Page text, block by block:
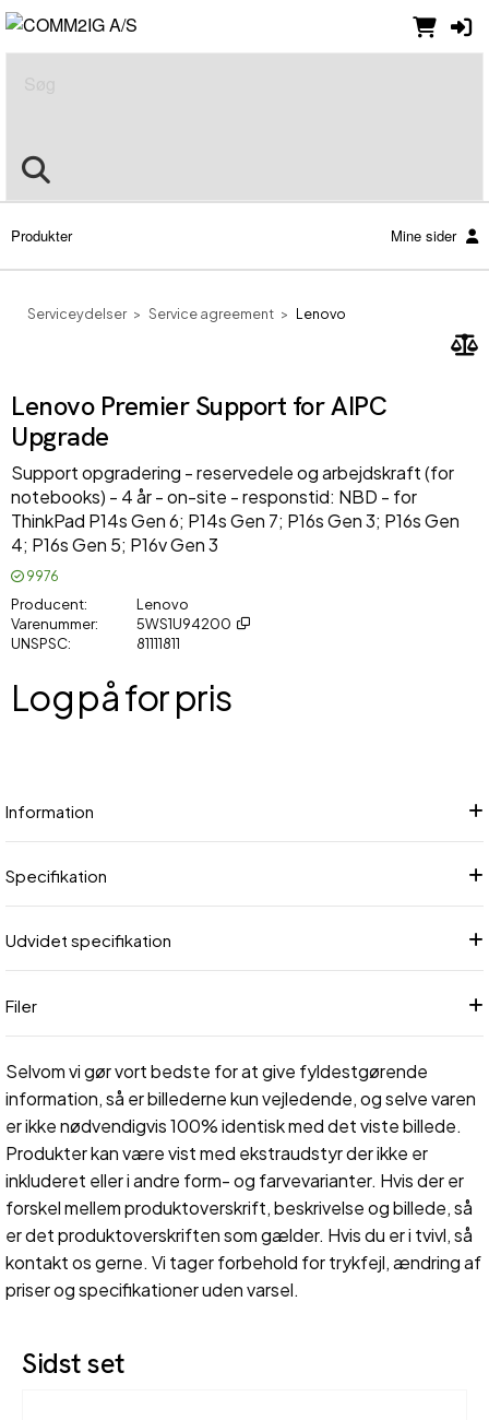
Produkter Mine sider
Serviceydelser Service agreement Lenovo
Lenovo Premier Support for AIPC
Upgrade
Support opgradering - reservedele og arbejdskraft (for
notebooks) - 4 år - on-site - responstid: NBD - for
ThinkPad P14s Gen 6; P14s Gen 7; P16s Gen 3; P16s Gen
4; P16s Gen 5; P16v Gen 3
9976
Producent
Lenovo
Varenummer
5WS1U94200
UNSPSC
81111811
Log på for pris
Information
Specifikation
Udvidet specifikation
Filer
Selvom vi gør vort bedste for at give fyldestgørende
information, så er billederne kun vejledende, og selve varen
er ikke nødvendigvis 100% identisk med det viste billede.
Produkter kan være vist med ekstraudstyr der ikke er
inkluderet eller i andre form- og farvevarianter. Hvis der er
forskel mellem produktoverskrift, beskrivelse og billede, så
er det produktoverskriften som gælder. Hvis du er i tvivl, så
kontakt os gerne. Vi tager forbehold for trykfejl, ændring af
priser og specifikationer uden varsel.
Sidst set